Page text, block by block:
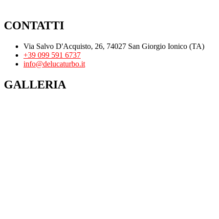
CONTATTI
Via Salvo D'Acquisto, 26, 74027 San Giorgio Ionico (TA)
+39 099 591 6737
info@delucaturbo.it
GALLERIA